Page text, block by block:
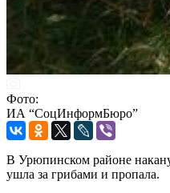
Фото:
ИА “СоцИнформБюро”
В Урюпинском районе
ушла за грибами и пропала.